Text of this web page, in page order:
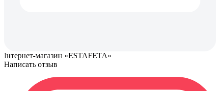
Інтернет-магазин «ESTAFETA»
Написать отзыв